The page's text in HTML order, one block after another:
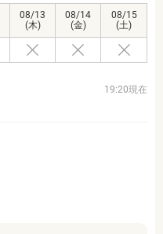
08/13
(木)
08/14
(金)
08/15
(土)
19:20現在